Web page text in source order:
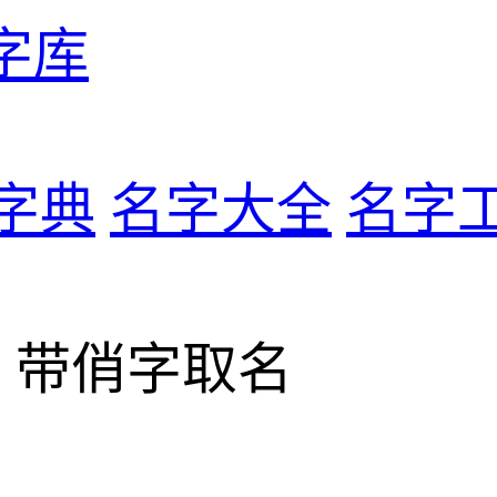
库
典 名字大全 名字
俏字取名